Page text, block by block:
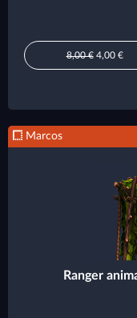
8,00 €4,00 €
Marcos
Ranger